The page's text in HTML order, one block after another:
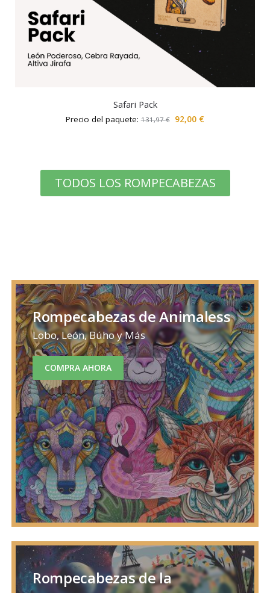
Safari Pack
Precio del paquete:131,97€ 92,00 €
TODOS LOS ROMPECABEZAS
Rompecabezas de Animaless
Lobo, León, Búho y Más
COMPRA AHORA
Rompecabezas de la